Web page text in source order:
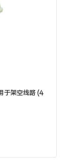
架空线路 (4